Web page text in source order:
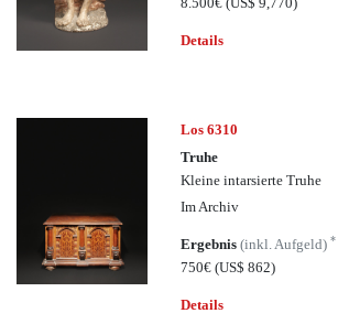
Details
Los 6310
Truhe
Kleine intarsierte Truhe
Im Archiv
Ergebnis(inkl. Aufgeld)*
750€(US$ 862)
Details